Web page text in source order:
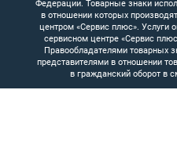
Федерации. Товарные знаки
в отношении которых
центром «Сервис плюс». Услуги
сервисном центре «Сервис
Правообладателями товарных
представителями в отношении
в гражданский оборот в